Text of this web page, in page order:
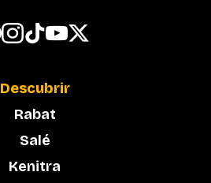
Descubrir
Rabat
Salé
Kenitra